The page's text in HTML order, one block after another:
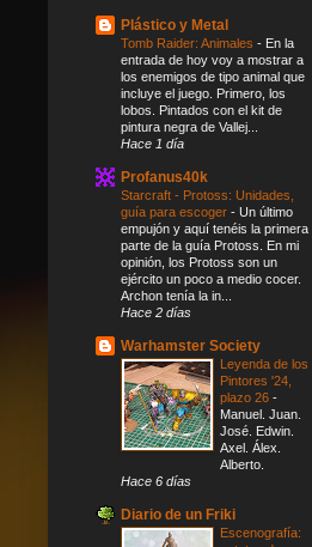
Plástico y Metal
Tomb Raider: Animales - En la
entrada de hoy voy a mostrar a
los enemigos de tipo animal que
incluye el juego. Primero, los
lobos. Pintados con el kit de
pintura negra de Vallej...
Hace 1 día
Profanus40k
Starcraft - Protoss: Unidades,
guía para escoger - Un último
empujón y aquí tenéis la primera
parte de la guía Protoss. En mi
opinión, los Protoss son un
ejército un poco a medio cocer.
Archon tenía la in...
Hace 2 días
Warhamster Society
Leyenda de los
Pintores '24,
plazo 26 -
Manuel. Juan.
José. Edwin.
Axel. Álex.
Alberto.
Hace 6 días
Diario de un Friki
Escenografía: